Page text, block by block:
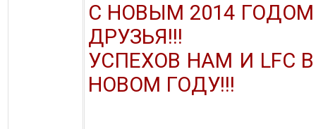
С НОВЫМ 2014 ГОДОМ
ДРУЗЬЯ!!!
УСПЕХОВ НАМ И LFC В
НОВОМ ГОДУ!!!